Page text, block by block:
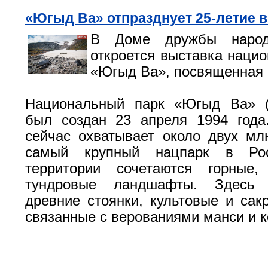
«Югыд Ва» отпразднует 25-летие
В Доме дружбы
откроется выставка
«Югыд Ва», посвященная
Национальный парк «Югыд Ва»
был создан 23 апреля 1994
сейчас охватывает около двух
самый крупный нацпарк в
территории сочетаются
тундровые ландшафты.
древние стоянки, культовые и
связанные с верованиями манси и